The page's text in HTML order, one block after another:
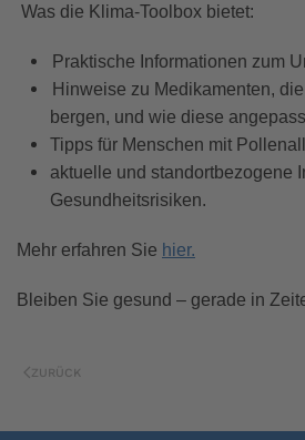
Was die Klima-Toolbox bietet:
Praktische Informationen zum
Hinweise zu Medikamenten,
bergen, und wie diese
Tipps für Menschen mit
aktuelle und standortbezogene
Gesundheitsrisiken.
Mehr erfahren Sie hier.
Bleiben Sie gesund – gerade in
ZURÜCK